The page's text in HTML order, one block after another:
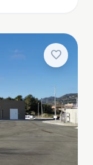
favorite